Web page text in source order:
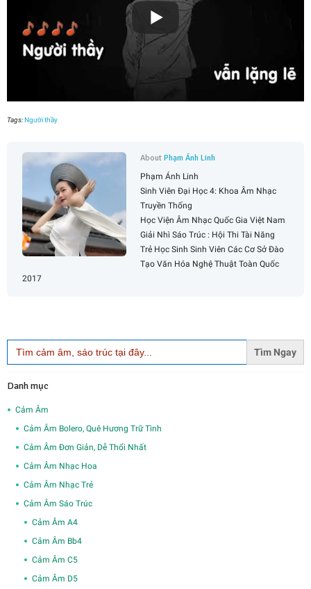
Tags:Người thầy
AboutPhạm Ánh Linh
Phạm Ánh Linh
Sinh Viên Đại Học 4: Khoa Âm Nhạc
Truyền Thống
Học Viện Âm Nhạc Quốc Gia Việt Nam
Giải Nhì Sáo Trúc : Hội Thi Tài Năng
Trẻ Học Sinh Sinh Viên Các Cơ Sở Đào
Tạo Văn Hóa Nghệ Thuật Toàn Quốc
2017
Search
for:
Danh mục
Cảm Âm
Cảm Âm Bolero, Quê Hương Trữ Tình
Cảm Âm Đơn Giản, Dễ Thổi Nhất
Cảm Âm Nhạc Hoa
Cảm Âm Nhạc Trẻ
Cảm Âm Sáo Trúc
Cảm Âm A4
Cảm Âm Bb4
Cảm Âm C5
Cảm Âm D5